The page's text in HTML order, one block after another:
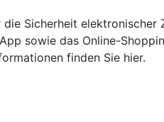
Sicherheit elektronischer
sowie das Online-
finden Sie hier.